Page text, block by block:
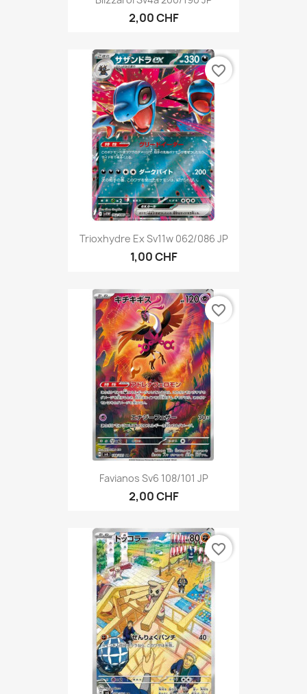
2,00 CHF
Trioxhydre Ex Sv11w 062/086 JP
1,00 CHF
favorite_border
Favianos Sv6 108/101 JP
2,00 CHF
favorite_border
favorite_border